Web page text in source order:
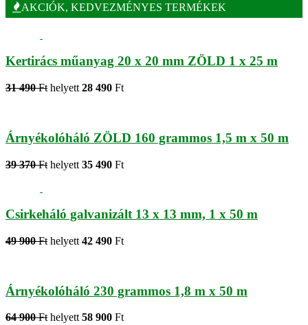
AKCIÓK, KEDVEZMÉNYES TERMÉKEK
Kertirács műanyag 20 x 20 mm ZÖLD 1 x 25 m
31 490 Ft helyett 28 490 Ft
Árnyékolóháló ZÖLD 160 grammos 1,5 m x 50 m
39 370 Ft helyett 35 490 Ft
Csirkeháló galvanizált 13 x 13 mm, 1 x 50 m
49 900 Ft helyett 42 490 Ft
Árnyékolóháló 230 grammos 1,8 m x 50 m
64 900 Fthelyett58 900 Ft